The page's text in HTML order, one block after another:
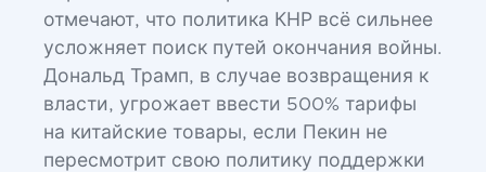
отмечают, что политика КНР всё сильнее
усложняет поиск путей окончания войны.
Дональд Трамп, в случае возвращения к
власти, угрожает ввести 500% тарифы
на китайские товары, если Пекин не
пересмотрит свою политику поддержки